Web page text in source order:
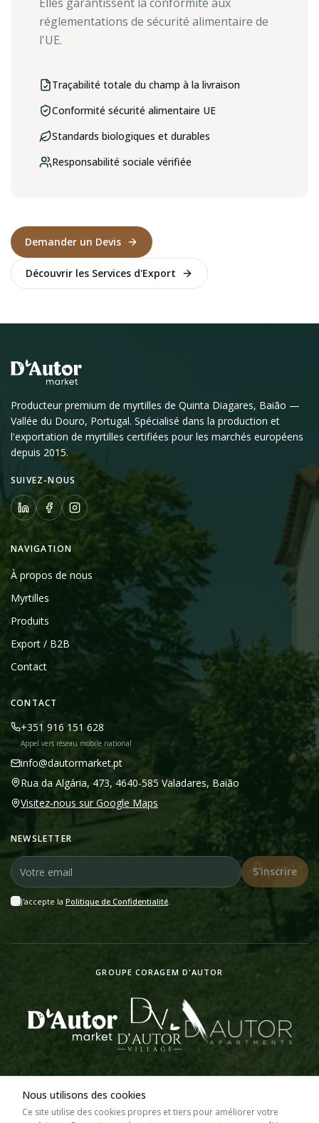
réglementations de sécurité alimentaire de
l'UE.
Traçabilité totale du champ à la livraison
Conformité sécurité alimentaire UE
Standards biologiques et durables
Responsabilité sociale vérifiée
Demander un Devis
Découvrir les Services d'Export
Producteur premium de myrtilles de Quinta Diagares, Baião —
Vallée du Douro, Portugal. Spécialisé dans la production et
l'exportation de myrtilles certifiées pour les marchés européens
depuis 2015.
SUIVEZ-NOUS
NAVIGATION
À propos de nous
Myrtilles
Produits
Export / B2B
Contact
CONTACT
+351 916 151 628
Appel vers réseau mobile national
info@dautormarket.pt
Rua da Algária, 473, 4640-585 Valadares, Baião
Visitez-nous sur Google Maps
NEWSLETTER
S'inscrire
J'accepte la Politique de Confidentialité
GROUPE CORAGEM D'AUTOR
©2026D'Autor Market.
design & website by Wezies
Nous utilisons des cookies
Ce site utilise des cookies propres et tiers pour améliorer votre